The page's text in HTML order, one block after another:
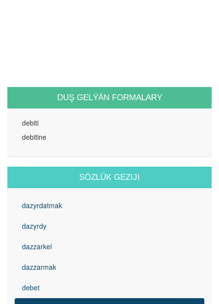
DUŞ GELÝÄN FORMALARY
debiti
debitine
SÖZLÜK GEZIJI
dazyrdatmak
dazyrdy
dazzarkel
dazzarmak
debet